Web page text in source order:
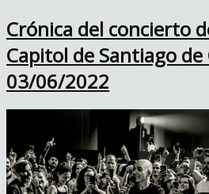
Crónica del concierto
Capitol de Santiago
03/06/2022